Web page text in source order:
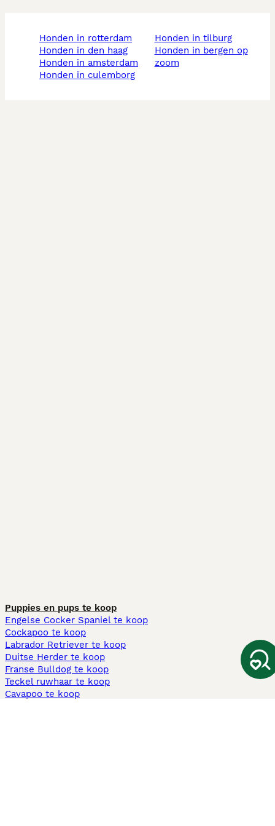
honden in rotterdam
honden in den haag
honden in amsterdam
honden in culemborg
honden in tilburg
honden in bergen op
zoom
Puppies en pups te koop
Engelse Cocker Spaniel te koop
Cockapoo te koop
Labrador Retriever te koop
Duitse Herder te koop
Franse Bulldog te koop
Teckel ruwhaar te koop
Cavapoo te koop